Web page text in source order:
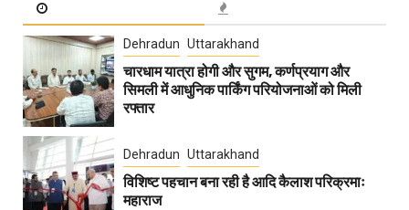
Dehradun Uttarakhand
चारधाम यात्रा होगी और सुगम, कर्णप्रयाग और
सिमली में आधुनिक पार्किंग परियोजनाओं को मिली
रफ्तार
Dehradun Uttarakhand
विशिष्ट पहचान बना रही है आदि कैलाश परिक्रमाः
महाराज